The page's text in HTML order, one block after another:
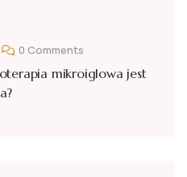
0 Comments
mikroiglowa jest